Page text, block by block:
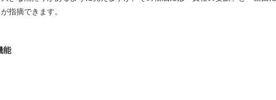
指摘できます。
能